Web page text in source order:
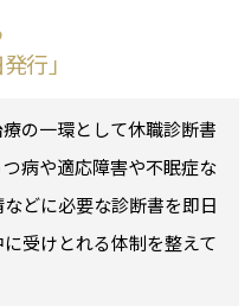
行」
の一環として休職診断書
病や適応障害や不眠症な
どに必要な診断書を即日
受けとれる体制を整えて